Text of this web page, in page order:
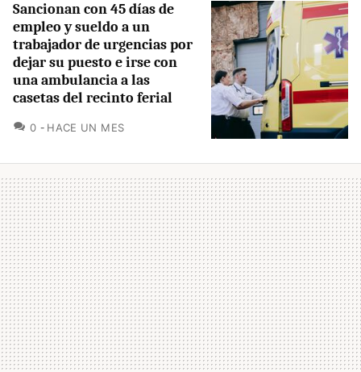
Sancionan con 45 días de
empleo y sueldo a un
trabajador de urgencias por
dejar su puesto e irse con
una ambulancia a las
casetas del recinto ferial
0 COMENTARIOS
HACE UN MES